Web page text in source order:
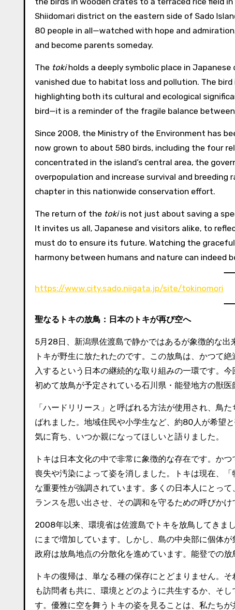
Shiidomari district on the eastern side of Sado
80 people in all—watched with hope and
and become parents someday.
The tokiholds a deeply symbolic place in
vanished due to habitat loss and pollution. The
highlighting both its cultural and ecological
bird—it is a reminder of the fragile balance
Since 2008, the Ministry of the Environment has
now grown to about 580 birds, including the four
concentrated in the island’s central area, the
overpopulation and increase survival and breeding
chapter in this nationwide conservation effort.
The return of the tokiis not just about saving a
It invites us all, Japanese and visitors alike, to
must do to ensure its future. Watching the
harmony between humans and nature can indeed
https://www.city.sado.niigata.jp/site/tokinomori
聖なるトキの放鳥：日本のトキが再び空へ
5月28日、新潟県佐渡島で静かではあるが象徴的な
トキが野生に放たれたのです。この放鳥は、かつて
入するという日本の継続的な取り組みの一環です。
初めて放鳥が予定されている石川県・能登地方の獣医
「ハードリリース」と呼ばれる方法が使用され、鳥
ばれました。地域住民や小学生など、約80人が希望
気に育ち、いつか親になってほしいと語りました。
トキは日本文化の中で非常に象徴的な存在です。か
喪失や汚染によって姿を消しました。トキは現在、
な重要性が強調されています。多くの日本人にとっ
ランスを思い出させ、その調和を守るための呼びかけ
2008年以来、環境省は佐渡島でトキを放鳥してきま
にまで増加しています。しかし、島の中央部に個体
政府は放鳥地点の分散化を進めています。能登での
トキの復帰は、単なる種の保存にとどまりません。
も訪問者も共に、環境とどのように共生するか、そ
す。優雅に空を舞うトキの姿を見ることは、私たち